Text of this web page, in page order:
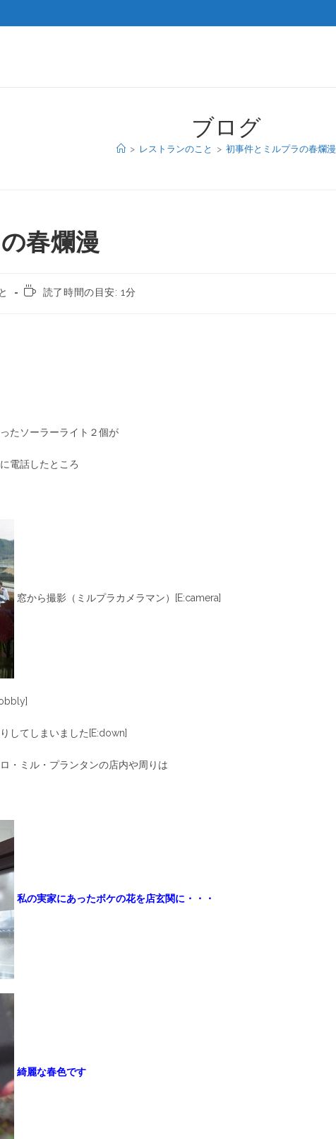
ブログ
> レストランのこと > 初事件とミルプラの春爛漫
春爛漫
読了時間の目安: 1分
たソーラーライト２個が
電話したところ
窓から撮影（ミルプラカメラマン）[E:camera]
してしまいました[E:down]
・ミル・プランタンの店内や周りは
私の実家にあったボケの花を店玄関に・・・
綺麗な春色です